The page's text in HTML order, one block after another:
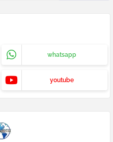
whatsapp
youtube